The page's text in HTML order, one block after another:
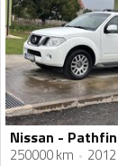
250000 km 2012